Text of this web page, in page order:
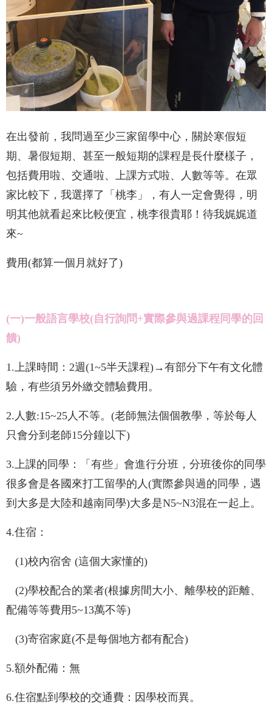
在出發前，我問過至少三家留學中心，關於寒假短
期、暑假短期、甚至一般短期的課程是長什麼樣子，
包括費用啦、交通啦、上課方式啦、人數等等。在眾
家比較下，我選擇了「桃李」，有人一定會覺得，明
明其他就看起來比較便宜，桃李很貴耶！待我娓娓道
來~
費用(都算一個月就好了)
(一)一般語言學校(自行詢問+實際參與過課程同學的回
饋)
1.上課時間：2週(1~5半天課程)→有部分下午有文化體
驗，有些須另外繳交體驗費用。
2.人數:15~25人不等。(老師無法個個教學，等於每人
只會分到老師15分鐘以下)
3.上課的同學：「有些」會進行分班，分班後你的同學
很多會是各國來打工留學的人 (實際參與過的同學，遇
到大多是大陸和越南同學)大多是N5~N3混在一起上。
4.住宿：
(1)校內宿舍 (這個大家懂的)
(2)學校配合的業者(根據房間大小、離學校的距離、
配備等等費用5~13萬不等)
(3)寄宿家庭(不是每個地方都有配合)
5.額外配備：無
6.住宿點到學校的交通費：因學校而異。